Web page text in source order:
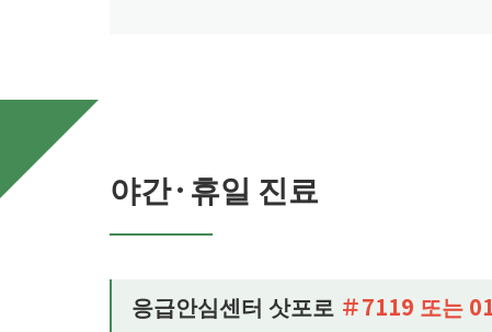
야간·휴일 진료
응급안심센터 삿포로 ＃7119 또는